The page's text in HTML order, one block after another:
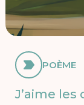
POÈME
J’aime les